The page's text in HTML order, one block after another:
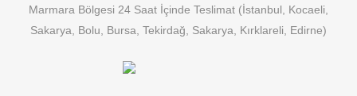
Marmara Bölgesi 24 Saat İçinde Teslimat (İstanbul, Kocaeli,
Sakarya, Bolu, Bursa, Tekirdağ, Sakarya, Kırklareli, Edirne)